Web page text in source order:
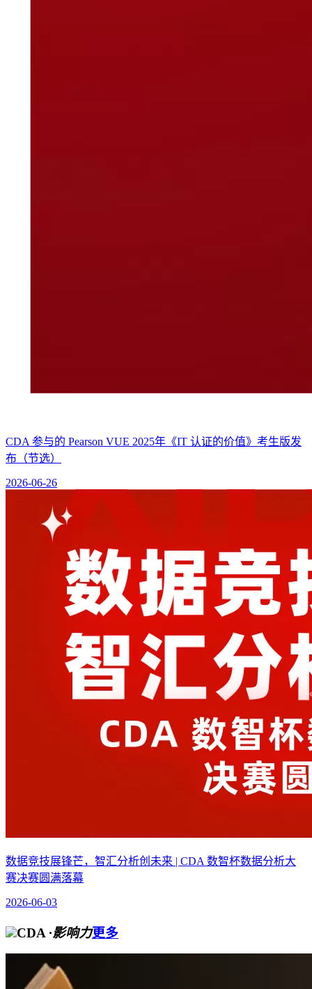
CDA 参与的 Pearson VUE 2025年《IT 认证的价值》考生版发
布（节选）
2026-06-26
数据竞技展锋芒，智汇分析创未来 | CDA 数智杯数据分析大
赛决赛圆满落幕
2026-06-03
CDA ·影响力更多